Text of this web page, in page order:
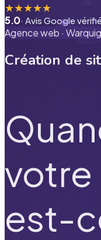
★★★★★
5.0· Avis Google
Agence web ·
Création de
votre
est-